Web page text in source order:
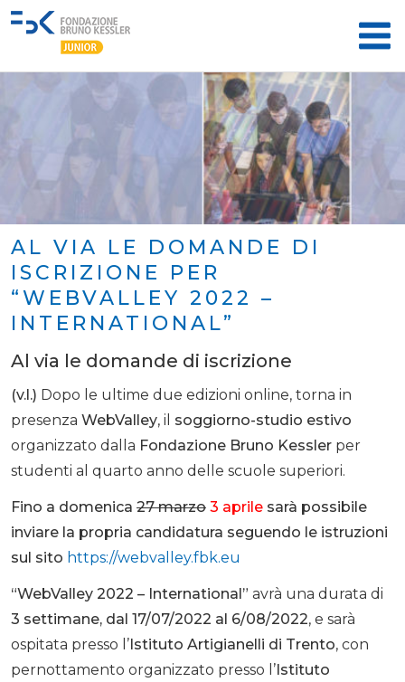
AL VIA LE DOMANDE DI
ISCRIZIONE PER
“WEBVALLEY 2022 –
INTERNATIONAL”
Al via le domande di iscrizione
(v.l.) Dopo le ultime due edizioni online, torna in
presenza WebValley, il soggiorno-studio estivo
organizzato dalla Fondazione Bruno Kessler per
studenti al quarto anno delle scuole superiori.
Fino a domenica 27 marzo 3 aprile sarà possibile
inviare la propria candidatura seguendo le istruzioni
sul sito https://webvalley.fbk.eu
“WebValley 2022 – International” avrà una durata di
3 settimane, dal 17/07/2022 al 6/08/2022, e sarà
ospitata presso l’Istituto Artigianelli di Trento, con
pernottamento organizzato presso l’Istituto